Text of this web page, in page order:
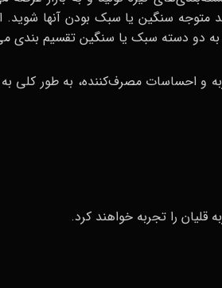
متوجه سنگین یا سبک بودن آنها شوید.
به دو دسته سبک یا سنگین تقسیم بندی‌
و احساسات مصرف‌کننده، به طور
قلیان را تجربه خواهند کرد.